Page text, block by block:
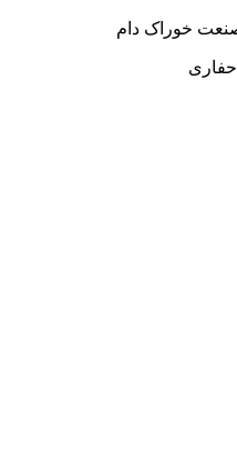
خوراک دام
حفاری